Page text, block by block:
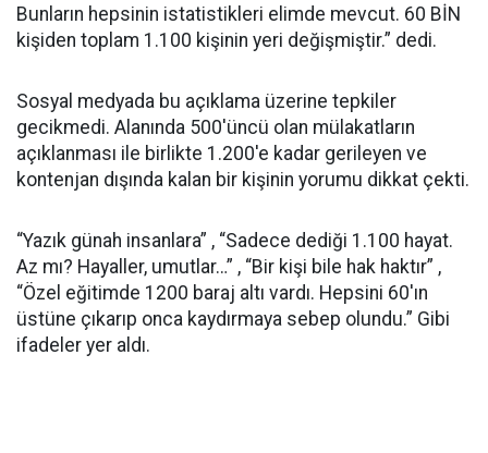
Bunların hepsinin istatistikleri elimde mevcut. 60 BİN
kişiden toplam 1.100 kişinin yeri değişmiştir.” dedi.
Sosyal medyada bu açıklama üzerine tepkiler
gecikmedi. Alanında 500'üncü olan mülakatların
açıklanması ile birlikte 1.200'e kadar gerileyen ve
kontenjan dışında kalan bir kişinin yorumu dikkat çekti.
“Yazık günah insanlara” , “Sadece dediği 1.100 hayat.
Az mı? Hayaller, umutlar…” , “Bir kişi bile hak haktır” ,
“Özel eğitimde 1200 baraj altı vardı. Hepsini 60'ın
üstüne çıkarıp onca kaydırmaya sebep olundu.” Gibi
ifadeler yer aldı.